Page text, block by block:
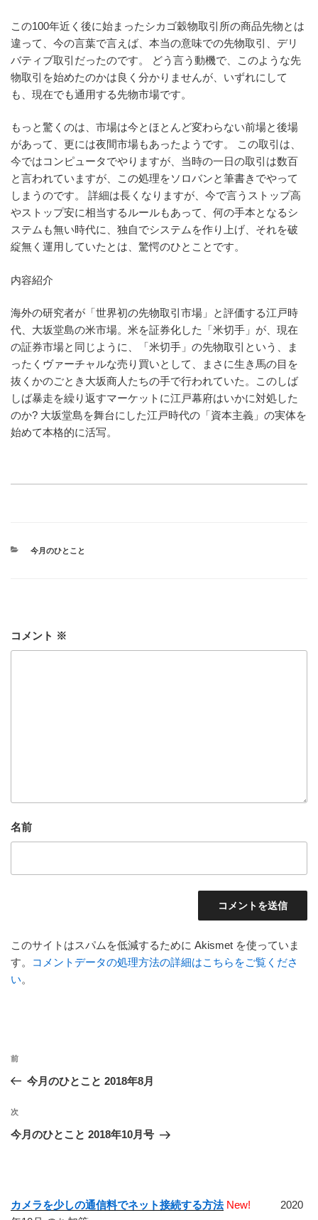
この100年近く後に始まったシカゴ穀物取引所の商品先物とは
違って、今の言葉で言えば、本当の意味での先物取引、デリ
バティブ取引だったのです。 どう言う動機で、このような先
物取引を始めたのかは良く分かりませんが、いずれにして
も、現在でも通用する先物市場です。
もっと驚くのは、市場は今とほとんど変わらない前場と後場
があって、更には夜間市場もあったようです。 この取引は、
今ではコンピュータでやりますが、当時の一日の取引は数百
と言われていますが、この処理をソロバンと筆書きでやって
しまうのです。 詳細は長くなりますが、今で言うストップ高
やストップ安に相当するルールもあって、何の手本となるシ
ステムも無い時代に、独自でシステムを作り上げ、それを破
綻無く運用していたとは、驚愕のひとことです。
内容紹介
海外の研究者が「世界初の先物取引市場」と評価する江戸時
代、大坂堂島の米市場。米を証券化した「米切手」が、現在
の証券市場と同じように、「米切手」の先物取引という、ま
ったくヴァーチャルな売り買いとして、まさに生き馬の目を
抜くかのごとき大坂商人たちの手で行われていた。このしば
しば暴走を繰り返すマーケットに江戸幕府はいかに対処した
のか? 大坂堂島を舞台にした江戸時代の「資本主義」の実体を
始めて本格的に活写。
カ
今月のひとこと
コメント ※
名前
このサイトはスパムを低減するために Akismet を使っていま
す。
コメントデータの処理方法の詳細はこちらをご覧くださ
い。
投
ナ
ビ
ゲ
ン
前
の
稿
前
今月のひとこと 2018年8月
次
の
次
今月のひとこと 2018年10月号
カメラを少しの通信料でネット接続する方法 New! 2020